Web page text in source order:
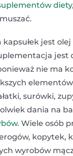
diety
jest
jest
nie ma
surówki,
dania na
. Wiele osób
kopytek,
wyrobów